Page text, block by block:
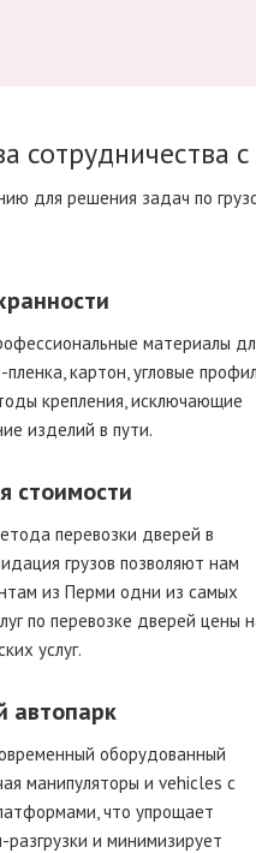
сотрудничества
для решения задач по
материалы
пленка, картон, угловые
крепления, исключающие
изделий в пути.
стоимости
перевозки дверей в
грузов позволяют нам
из Перми одни из самых
по перевозке дверей цены
услуг.
автопарк
оборудованный
манипуляторы и vehicles с
что упрощает
разгрузки и минимизирует